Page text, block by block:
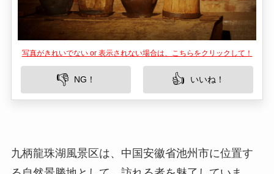
九柄龍珠湖風景区は、中国安徽省池州市に位置す
る自然景勝地として、訪れる者を魅了していま
な静けさを保ち、四季折々の風景が訪れる者の心